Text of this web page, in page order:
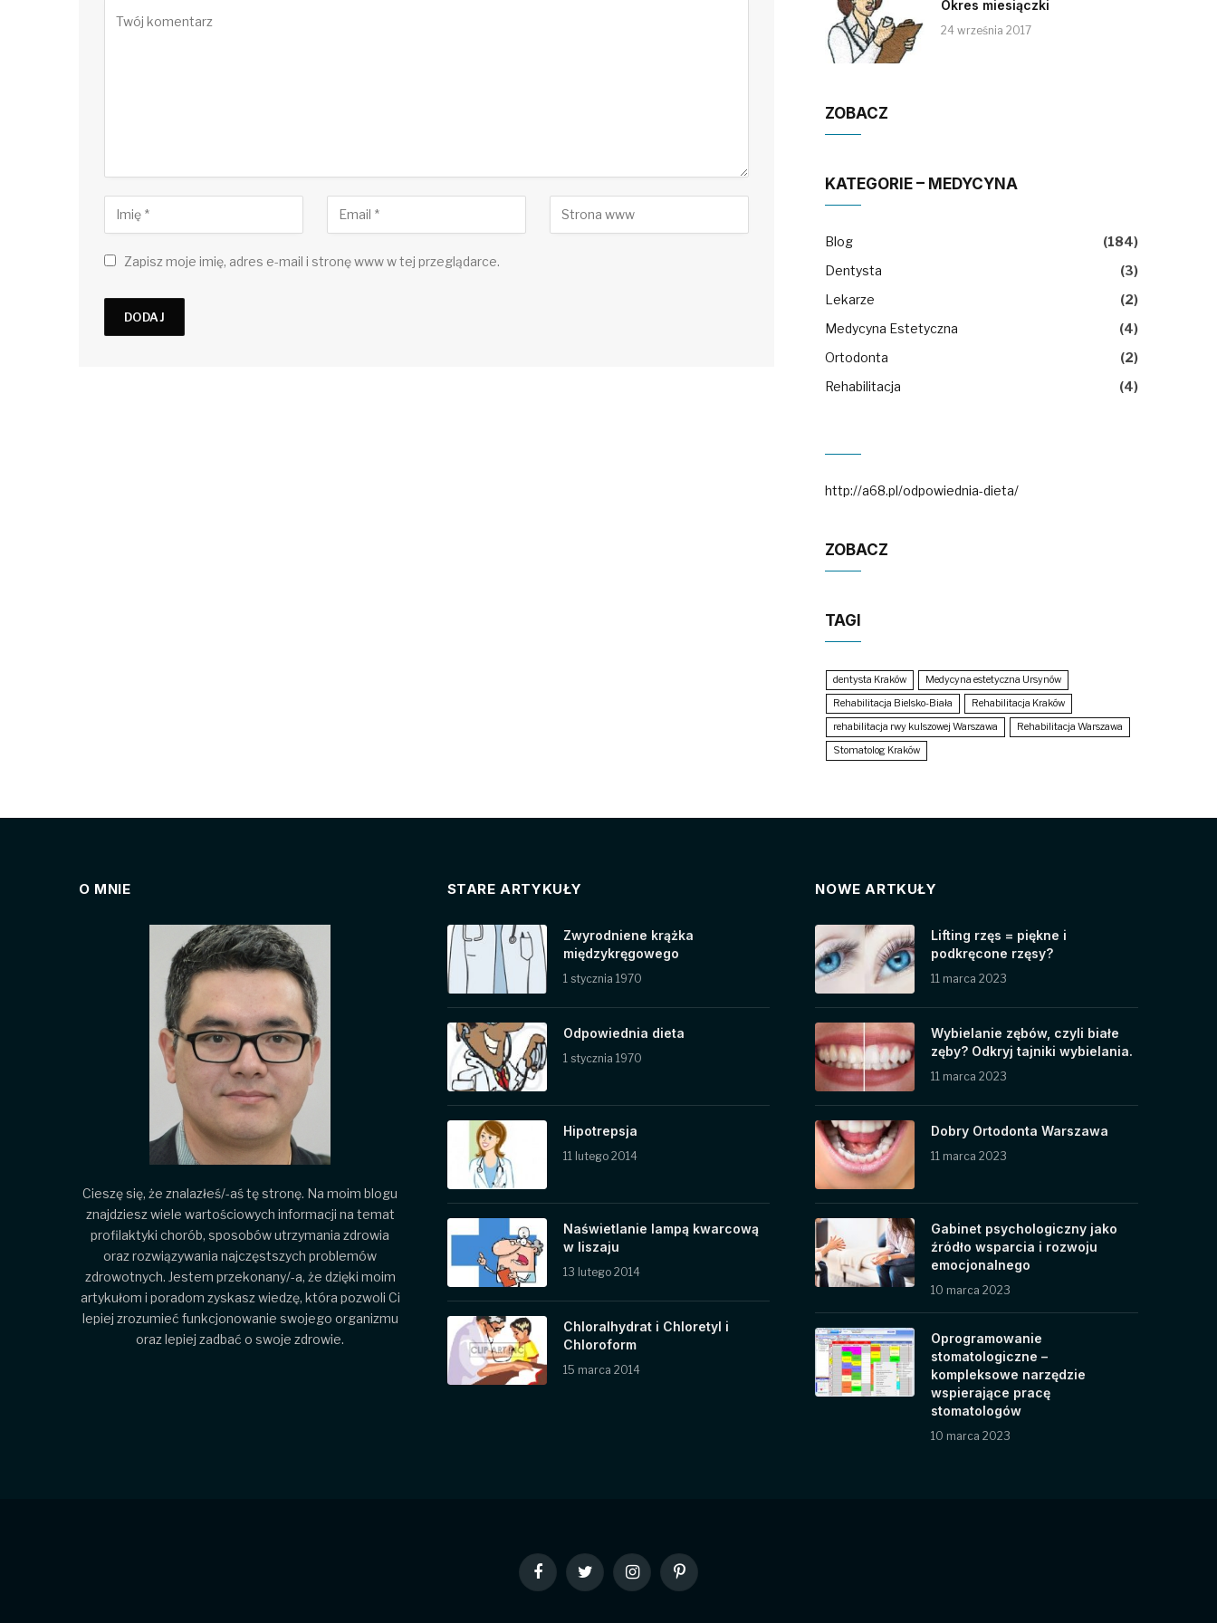
Zapisz moje imię, adres e-mail i stronę www w tej przeglądarce.
Okres miesiączki
24 września 2017
ZOBACZ
KATEGORIE – MEDYCYNA
Blog
(184)
Dentysta
(3)
Lekarze
(2)
Medycyna Estetyczna
(4)
Ortodonta
(2)
Rehabilitacja
(4)
http://a68.pl/odpowiednia-dieta/
ZOBACZ
TAGI
dentysta Kraków
Medycyna estetyczna Ursynów
Rehabilitacja Bielsko-Biała
Rehabilitacja Kraków
rehabilitacja rwy kulszowej Warszawa
Rehabilitacja Warszawa
Stomatolog Kraków
O MNIE
Cieszę się, że znalazłeś/-aś tę stronę. Na moim blogu
znajdziesz wiele wartościowych informacji na temat
profilaktyki chorób, sposobów utrzymania zdrowia
oraz rozwiązywania najczęstszych problemów
zdrowotnych. Jestem przekonany/-a, że dzięki moim
artykułom i poradom zyskasz wiedzę, która pozwoli Ci
lepiej zrozumieć funkcjonowanie swojego organizmu
oraz lepiej zadbać o swoje zdrowie.
STARE ARTYKUŁY
Zwyrodniene krążka
międzykręgowego
1 stycznia 1970
Odpowiednia dieta
1 stycznia 1970
Hipotrepsja
11 lutego 2014
Naświetlanie lampą kwarcową
w liszaju
13 lutego 2014
Chloralhydrat i Chloretyl i
Chloroform
15 marca 2014
NOWE ARTKUŁY
Lifting rzęs = piękne i
podkręcone rzęsy?
11 marca 2023
Wybielanie zębów, czyli białe
zęby? Odkryj tajniki wybielania.
11 marca 2023
Dobry Ortodonta Warszawa
11 marca 2023
Gabinet psychologiczny jako
źródło wsparcia i rozwoju
emocjonalnego
10 marca 2023
Oprogramowanie
stomatologiczne –
kompleksowe narzędzie
wspierające pracę
stomatologów
10 marca 2023
FacebookTwitter InstagramPinterest